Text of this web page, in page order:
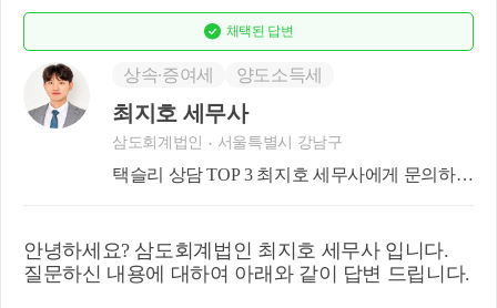
채택된 답변
상속∙증여세 양도소득세
최지호 세무사
삼도회계법인 서울특별시 강남구
택슬리 상담 TOP 3 최지호 세무사에게 문의하세
안녕하세요? 삼도회계법인 최지호 세무사 입니다.
질문하신 내용에 대하여 아래와 같이 답변 드립니다.